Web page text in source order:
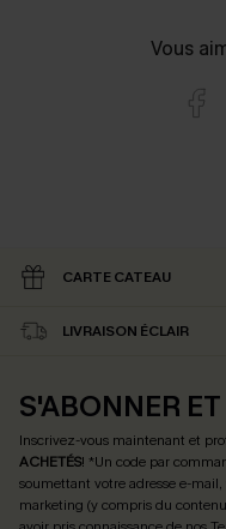
Vous
CARTE CATEAU
LIVRAISON ÉCLAIR
S'ABONNER
Inscrivez-vous maintenant et
ACHETÉS! *Un code par
soumettant votre adresse e-
marketing (y compris du